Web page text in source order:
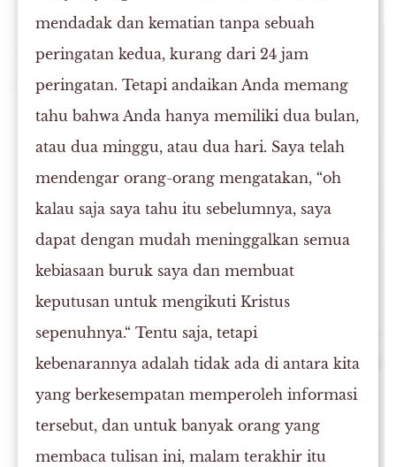
mendadak dan kematian tanpa sebuah
peringatan kedua, kurang dari 24 jam
peringatan. Tetapi andaikan Anda memang
tahu bahwa Anda hanya memiliki dua bulan,
atau dua minggu, atau dua hari. Saya telah
mendengar orang-orang mengatakan, “oh
kalau saja saya tahu itu sebelumnya, saya
dapat dengan mudah meninggalkan semua
kebiasaan buruk saya dan membuat
keputusan untuk mengikuti Kristus
sepenuhnya.“ Tentu saja, tetapi
kebenarannya adalah tidak ada di antara kita
yang berkesempatan memperoleh informasi
tersebut, dan untuk banyak orang yang
membaca tulisan ini, malam terakhir itu